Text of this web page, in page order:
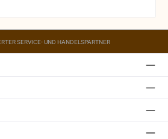
SERVICE- UND HANDELSPARTNER